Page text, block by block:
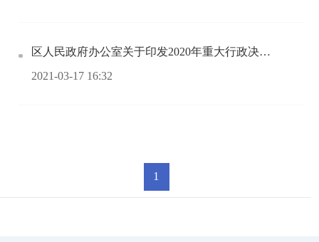
区人民政府办公室关于印发2020年重大行政决策事项目录的通知
2021-03-17 16:32
1